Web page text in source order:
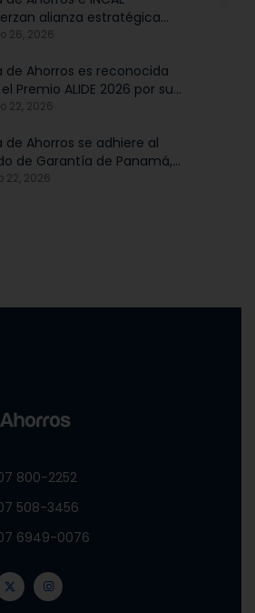
alianza estratégica
potenciar el talento y la
26, 2026
de Ahorros es reconocida
Premio ALIDE 2026 por su
de Educación
22, 2026
de Ahorros se adhiere al
de Garantía de Panamá,
articulada por Banco
22, 2026
800-2252
508-3456
6949-0076